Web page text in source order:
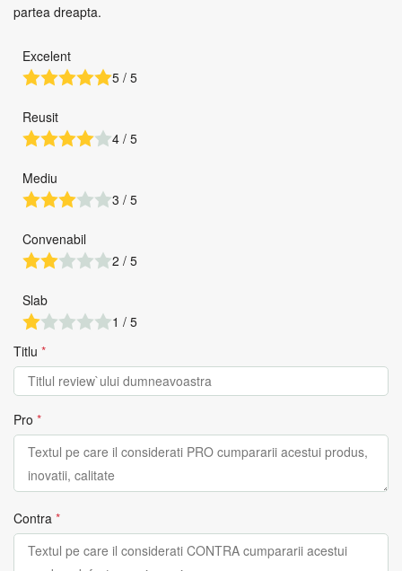
partea dreapta.
Excelent
5 / 5
Reusit
4 / 5
Mediu
3 / 5
Convenabil
2 / 5
Slab
1 / 5
Titlu *
Pro *
Contra *